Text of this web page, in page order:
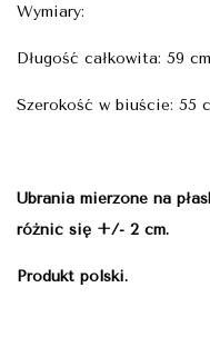
Wymiary:
Długość całkowita: 59 cm
Szerokość w biuście: 55
Ubrania mierzone na
różnić się +/- 2 cm.
Produkt polski.